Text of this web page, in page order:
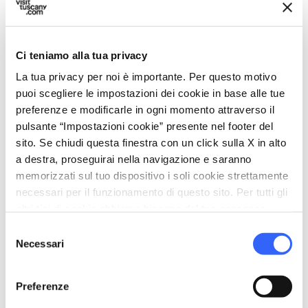
Ci teniamo alla tua privacy
La tua privacy per noi è importante. Per questo motivo
puoi scegliere le impostazioni dei cookie in base alle tue
preferenze e modificarle in ogni momento attraverso il
pulsante “Impostazioni cookie” presente nel footer del
sito. Se chiudi questa finestra con un click sulla X in alto
a destra, proseguirai nella navigazione e saranno
memorizzati sul tuo dispositivo i soli cookie strettamente
necessari per il funzionamento di questo sito. Per tutti gli
delNecessari
Preferenze
directions Indicazioni
Informazioni
home Dove
Museo de' Medici
Via del Castellaccio, 50122 Firenze FI,
Italia
https://www.museodemedici.org/ open_in_new